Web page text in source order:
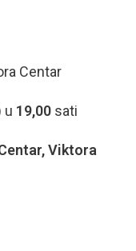
Centar
u 19,00 sati
Viktora